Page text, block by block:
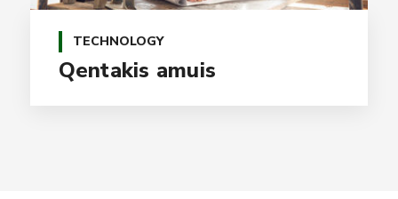
TECHNOLOGY
Qentakis amuis